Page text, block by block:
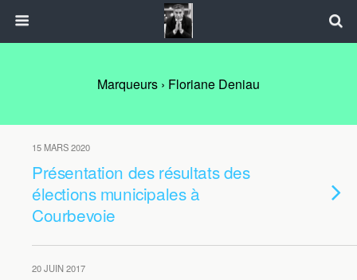
Marqueurs › Floriane Deniau
15 MARS 2020
Présentation des résultats des
élections municipales à
Courbevoie
20 JUIN 2017